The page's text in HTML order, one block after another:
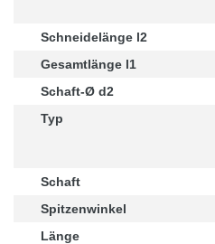
Schneidelänge l2
Gesamtlänge l1
Schaft-Ø d2
Typ
Schaft
Spitzenwinkel
Länge